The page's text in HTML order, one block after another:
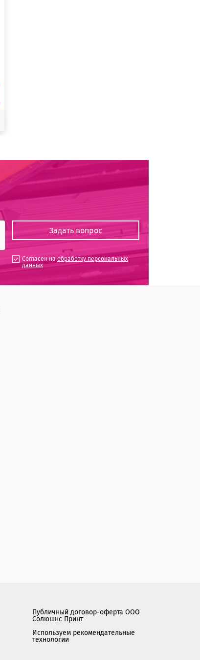
Согласен наобработку персональных
данных
Публичный договор-оферта ООО
Солюшнс Принт
Используем рекомендательные
технологии